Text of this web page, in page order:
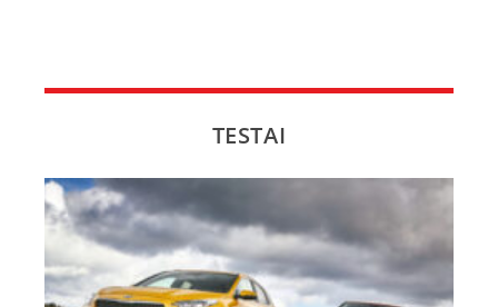
TESTAI